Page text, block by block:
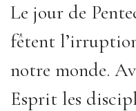
Le jour de
fêtent
notre monde.
Esprit les